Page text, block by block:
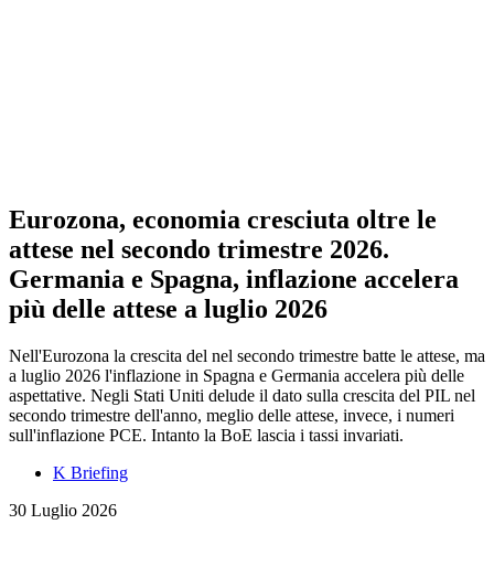
Eurozona, economia cresciuta oltre le
attese nel secondo trimestre 2026.
Germania e Spagna, inflazione accelera
più delle attese a luglio 2026
Nell'Eurozona la crescita del nel secondo trimestre batte le attese, ma
a luglio 2026 l'inflazione in Spagna e Germania accelera più delle
aspettative. Negli Stati Uniti delude il dato sulla crescita del PIL nel
secondo trimestre dell'anno, meglio delle attese, invece, i numeri
sull'inflazione PCE. Intanto la BoE lascia i tassi invariati.
K Briefing
30 Luglio 2026